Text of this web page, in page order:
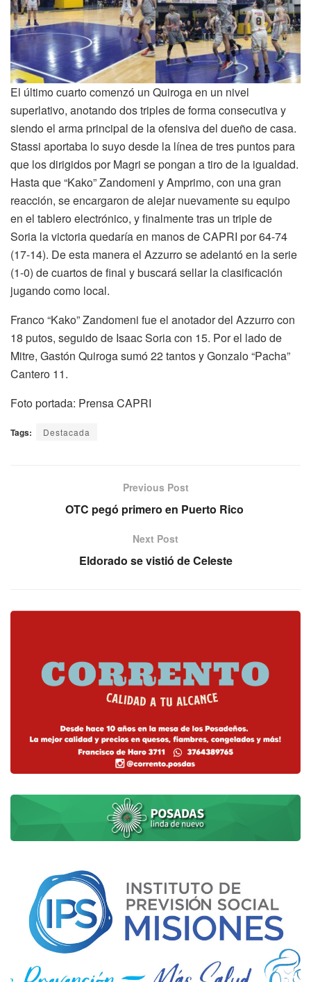
El último cuarto comenzó un Quiroga en un nivel
superlativo, anotando dos triples de forma consecutiva y
siendo el arma principal de la ofensiva del dueño de casa.
Stassi aportaba lo suyo desde la línea de tres puntos para
que los dirigidos por Magri se pongan a tiro de la igualdad.
Hasta que “Kako” Zandomeni y Amprimo, con una gran
reacción, se encargaron de alejar nuevamente su equipo
en el tablero electrónico, y finalmente tras un triple de
Soria la victoria quedaría en manos de CAPRI por 64-74
(17-14). De esta manera el Azzurro se adelantó en la serie
(1-0) de cuartos de final y buscará sellar la clasificación
jugando como local.
Franco “Kako” Zandomeni fue el anotador del Azzurro con
18 putos, seguido de Isaac Soria con 15. Por el lado de
Mitre, Gastón Quiroga sumó 22 tantos y Gonzalo “Pacha”
Cantero 11.
Foto portada: Prensa CAPRI
Tags: Destacada
Previous Post
OTC pegó primero en Puerto Rico
Next Post
Eldorado se vistió de Celeste